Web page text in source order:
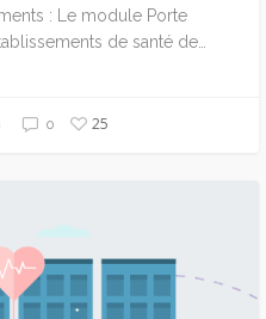
: Le module Porte
de santé de…
0 25